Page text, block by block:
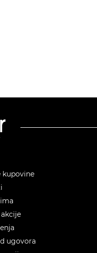
kupovine
ugovora